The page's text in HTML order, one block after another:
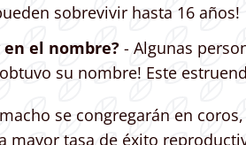
sobrevivir hasta 16 años!
en el nombre? - Algunas
su nombre! Este
se congregarán en
mayor tasa de éxito